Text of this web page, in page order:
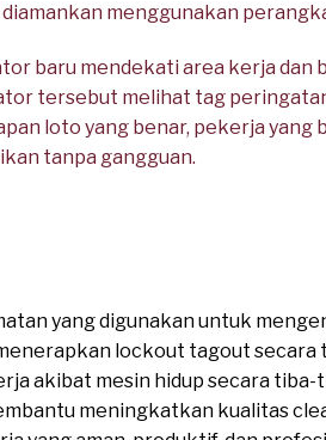
menggunakan
baru mendekati area kerja dan
tersebut melihat tag
loto yang benar, pekerja yang
tanpa gangguan.
yang digunakan untuk
lockout tagout secara
akibat mesin hidup secara tiba-
meningkatkan kualitas